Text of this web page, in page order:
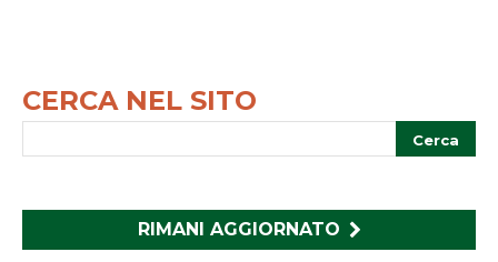
CERCA NEL SITO
RIMANI AGGIORNATO